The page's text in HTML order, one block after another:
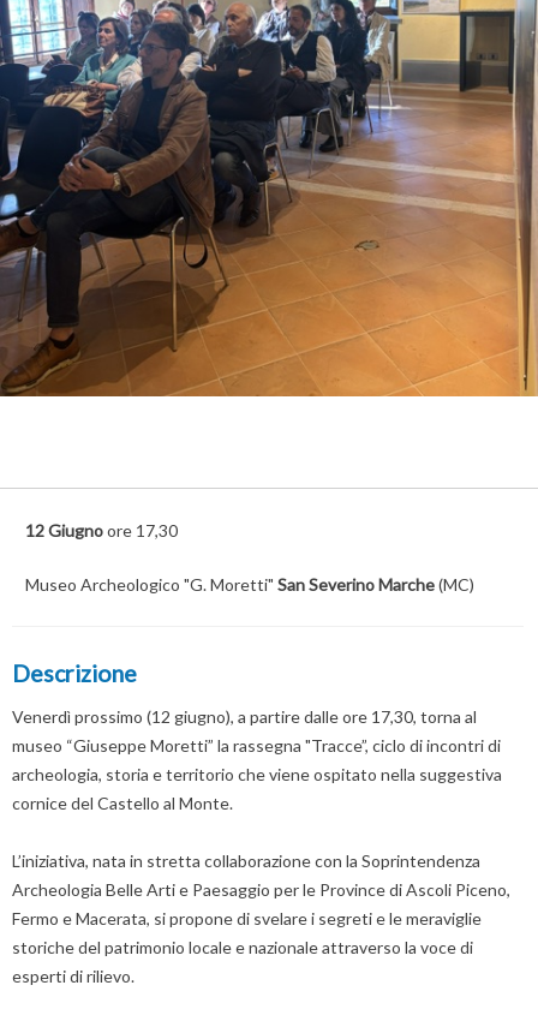
12 Giugnoore 17,30
Museo Archeologico "G. Moretti" San Severino Marche(MC)
Descrizione
Venerdì prossimo (12 giugno), a partire dalle ore 17,30, torna al
museo “Giuseppe Moretti” la rassegna "Tracce”, ciclo di incontri di
archeologia, storia e territorio che viene ospitato nella suggestiva
cornice del Castello al Monte.
L’iniziativa, nata in stretta collaborazione con la Soprintendenza
Archeologia Belle Arti e Paesaggio per le Province di Ascoli Piceno,
Fermo e Macerata, si propone di svelare i segreti e le meraviglie
storiche del patrimonio locale e nazionale attraverso la voce di
esperti di rilievo.